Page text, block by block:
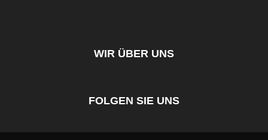
WIR ÜBER UNS
FOLGEN SIE UNS